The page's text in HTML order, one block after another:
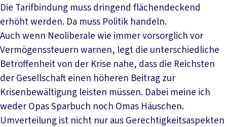
Die Tarifbindung muss dringend flächendeckend
erhöht werden. Da muss Politik handeln.
Auch wenn Neoliberale wie immer vorsorglich vor
Vermögenssteuern warnen, legt die unterschiedliche
Betroffenheit von der Krise nahe, dass die Reichsten
der Gesellschaft einen höheren Beitrag zur
Krisenbewältigung leisten müssen. Dabei meine ich
weder Opas Sparbuch noch Omas Häuschen.
Umverteilung ist nicht nur aus Gerechtigkeitsaspekten